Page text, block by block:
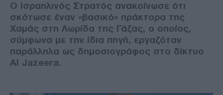
Ο Ισραηλινός Στρατός ανακοίνωσε ότι
σκότωσε έναν «βασικό» πράκτορα της
Χαμάς στη Λωρίδα της Γάζας, ο οποίος,
σύμφωνα με την ίδια πηγή, εργαζόταν
παράλληλα ως δημοσιογράφος στο δίκτυο
Al Jazeera.